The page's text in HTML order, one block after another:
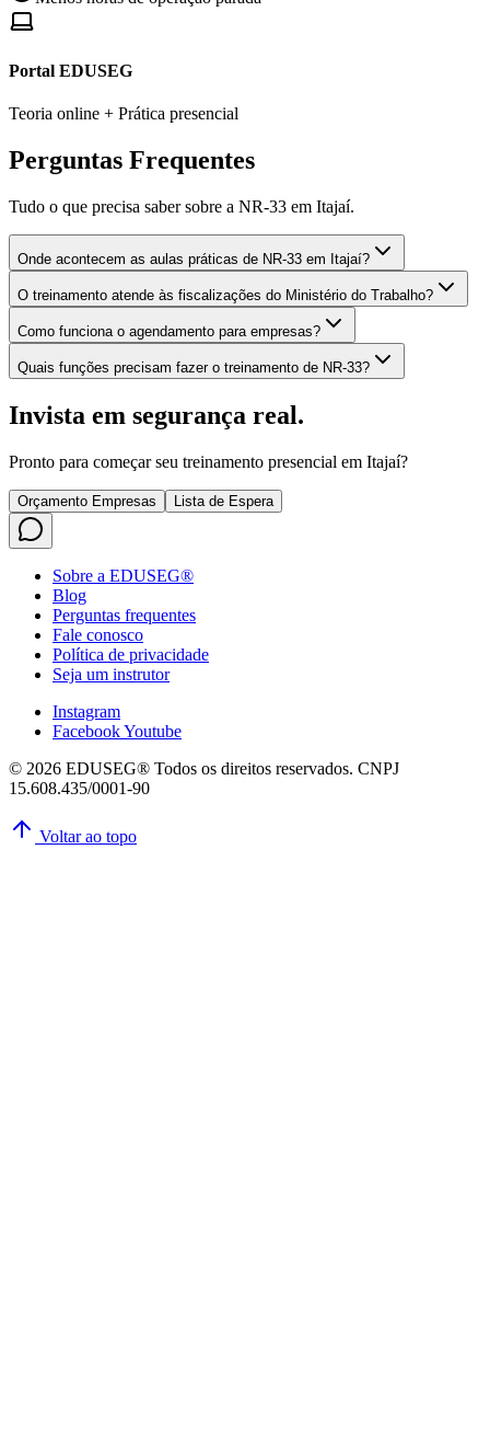
Portal EDUSEG
Teoria online + Prática presencial
Perguntas Frequentes
Tudo o que precisa saber sobre a NR-33 em Itajaí.
Onde acontecem as aulas práticas de NR-33 em Itajaí?
O treinamento atende às fiscalizações do Ministério do Trabalho?
Como funciona o agendamento para empresas?
Quais funções precisam fazer o treinamento de NR-33?
Invista em segurança real.
Pronto para começar seu treinamento presencial em Itajaí?
Orçamento Empresas Lista de Espera
Sobre a EDUSEG®
Blog
Perguntas frequentes
Fale conosco
Política de privacidade
Seja um instrutor
Instagram
FacebookYoutube
© 2026 EDUSEG® Todos os direitos reservados. CNPJ
15.608.435/0001-90
Voltar ao topo